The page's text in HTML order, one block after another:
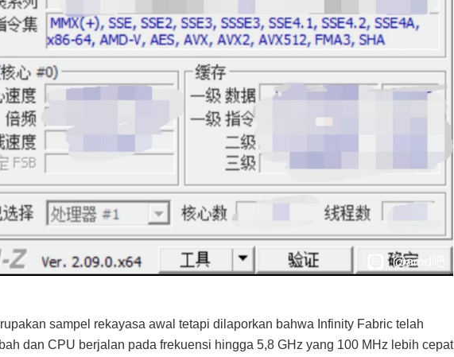
sampel rekayasa awal tetapi dilaporkan bahwa Infinity Fabric telah
dan CPU berjalan pada frekuensi hingga 5,8 GHz yang 100 MHz lebih cepat